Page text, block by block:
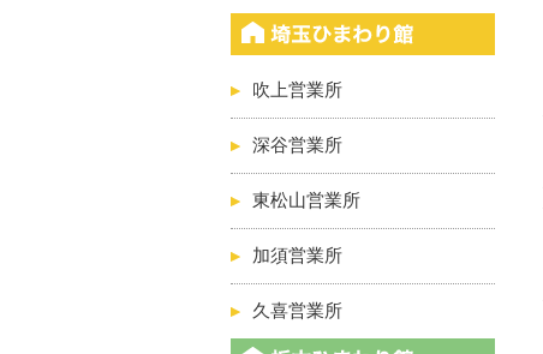
吹上営業所
深谷営業所
東松山営業所
加須営業所
久喜営業所